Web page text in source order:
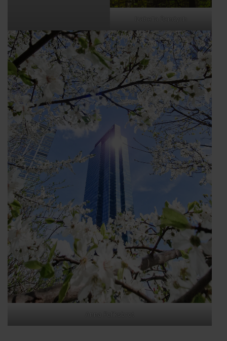
Izabella Bandych
Anna Feliksbrot